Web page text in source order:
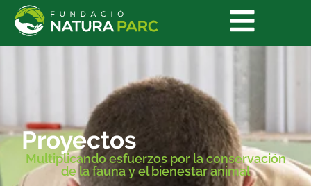
Proyectos
Multiplicando esfuerzos por la conservación
de la fauna y el bienestar animal